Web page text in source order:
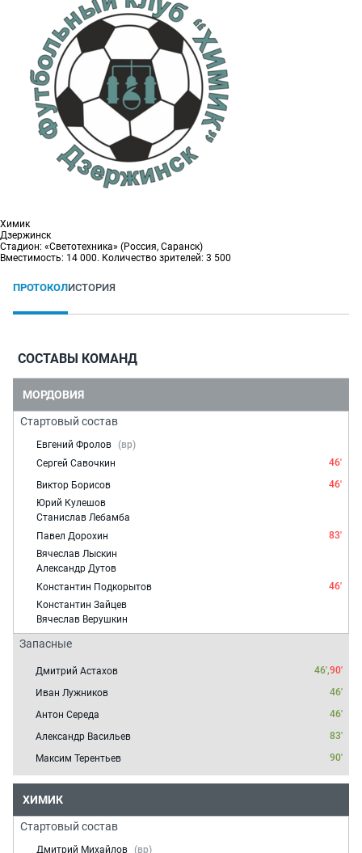
Химик
Дзержинск
Стадион: «Светотехника» (Россия, Саранск)
Вместимость: 14 000. Количество зрителей: 3 500
ПРОТОКОЛИСТОРИЯ
СОСТАВЫ КОМАНД
МОРДОВИЯ
Стартовый состав
Евгений Фролов (вр)
Сергей Савочкин
46'
Виктор Борисов
46'
Юрий Кулешов
Станислав Лебамба
Павел Дорохин
83'
Вячеслав Лыскин
Александр Дутов
Константин Подкорытов
46'
Константин Зайцев
Вячеслав Верушкин
Запасные
Дмитрий Астахов 46',90'
Иван Лужников
46'
Антон Середа
46'
Александр Васильев
83'
Максим Терентьев
90'
ХИМИК
Стартовый состав
Дмитрий Михайлов (вр)